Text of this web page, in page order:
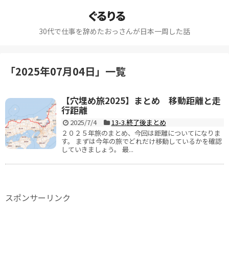
ぐるりる
30代で仕事を辞めたおっさんが日本一周した話
「2025年07月04日」 一覧
【穴埋め旅2025】まとめ 移動距離と走
行距離
2025/7/4
13-3.終了後まとめ
２０２５年旅のまとめ、今回は距離についてになりま
す。 まずは今年の旅でどれだけ移動しているかを確認
していきましょう。 最...
スポンサーリンク